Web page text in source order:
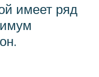
имеет ряд